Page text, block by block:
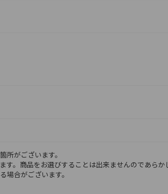
がございます。
。商品をお選びすることは出来ませんのであらか
合がございます。